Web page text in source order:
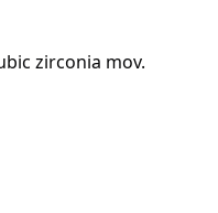
zirconia mov.